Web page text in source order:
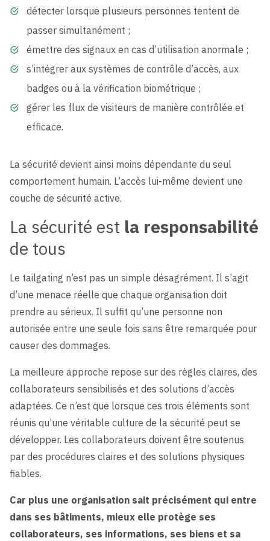
détecter lorsque plusieurs personnes tentent de
passer simultanément ;
émettre des signaux en cas d’utilisation anormale ;
s’intégrer aux systèmes de contrôle d’accès, aux
badges ou à la vérification biométrique ;
gérer les flux de visiteurs de manière contrôlée et
efficace.
La sécurité devient ainsi moins dépendante du seul
comportement humain. L’accès lui-même devient une
couche de sécurité active.
La sécurité est la responsabilité
de tous
Le tailgating n’est pas un simple désagrément. Il s’agit
d’une menace réelle que chaque organisation doit
prendre au sérieux. Il suffit qu’une personne non
autorisée entre une seule fois sans être remarquée pour
causer des dommages.
La meilleure approche repose sur des règles claires, des
collaborateurs sensibilisés et des solutions d’accès
adaptées. Ce n’est que lorsque ces trois éléments sont
réunis qu’une véritable culture de la sécurité peut se
développer. Les collaborateurs doivent être soutenus
par des procédures claires et des solutions physiques
fiables.
Car plus une organisation sait précisément qui entre
dans ses bâtiments, mieux elle protège ses
collaborateurs, ses informations, ses biens et sa